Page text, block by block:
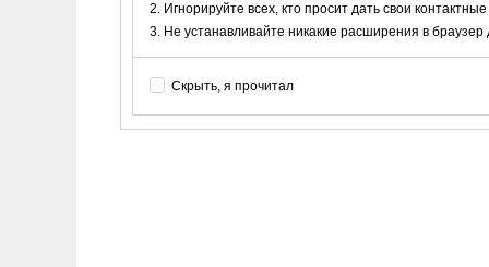
Игнорируйте всех, кто просит дать свои
Не устанавливайте никакие расширения в
Скрыть, я прочитал